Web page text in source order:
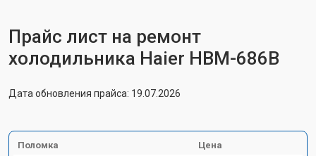
Прайс лист на ремонт
холодильника Haier HBM-686B
Дата обновления прайса: 19.07.2026
Поломка Цена